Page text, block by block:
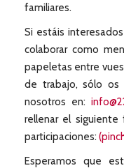
familiares.
Si estáis
colaborar como
papeletas entre
de trabajo, sólo
nosotros en:
rellenar el siguiente
participaciones:
Esperamos que